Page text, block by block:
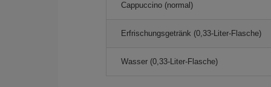
Cappuccino (normal)
Erfrischungsgetränk (0,33-Liter-Flasche)
Wasser (0,33-Liter-Flasche)